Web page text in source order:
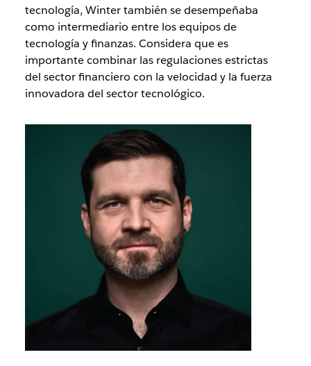
tecnología, Winter también se desempeñaba
como intermediario entre los equipos de
tecnología y finanzas. Considera que es
importante combinar las regulaciones estrictas
del sector financiero con la velocidad y la fuerza
innovadora del sector tecnológico.